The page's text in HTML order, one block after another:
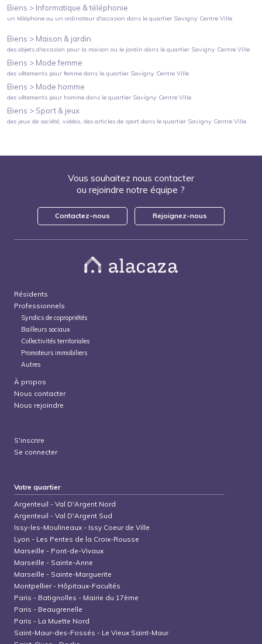
Biens > Informatique & téléphonie
un téléphone ou un ordinateur d'occasion dans le quartier Savigny Centre Ville
Biens > Maison & jardin
des objets d'occasion pour la maison ou le jardin dans le quartier Savigny Centre Ville
Biens > Mode femme
des vêtements pour femme dans le quartier Savigny Centre Ville
Biens > Mode homme
des vêtements pour homme dans le quartier Savigny Centre Ville
Biens > Sport & jeux
des jeux de société, vidéos, des articles de sport dans le quartier Savigny Centre Ville
Vous souhaitez nous contacter
ou rejoindre notre équipe ?
Contactez-nous Rejoignez-nous
Résidents
Professionnels
Syndics de copropriétés
Bailleurs sociaux
Collectivités territoriales
Promoteurs immobiliers
Autres
À propos
Nous contacter
Nous rejoindre
S'inscrire
Se connecter
Votre quartier
Argenteuil -Val D'Argent Nord
Argenteuil -Val D'Argent Sud
Issy-les-Moulineaux - Issy Coeur de Ville
Lyon - Les Pentes de la Croix-Rousse
Marseille - Pont-de-Vivaux
Marseille - Sainte-Anne
Marseille - Sainte-Marguerite
Montpellier- Hôpitaux-Facultés
Paris - Batignolles - Mairie du 17ème
Paris - Beaugrenelle
Paris - La Muette Nord
Saint-Maur-des-Fossés - Le Vieux Saint-Maur